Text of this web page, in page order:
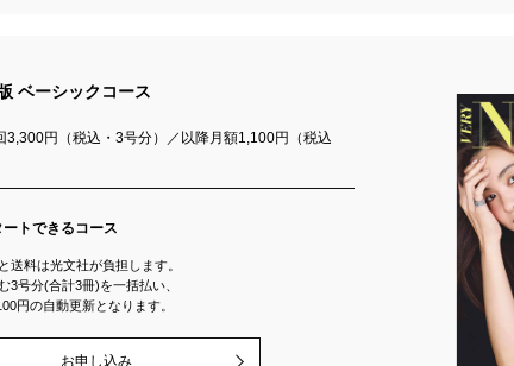
ベーシックコース
3,300円（税込・3号分）／以降月額1,100円（税込
トできるコース
送料は光文社が負担します。
3号分(合計3冊)を一括払い、
円の自動更新となります。
お申し込み